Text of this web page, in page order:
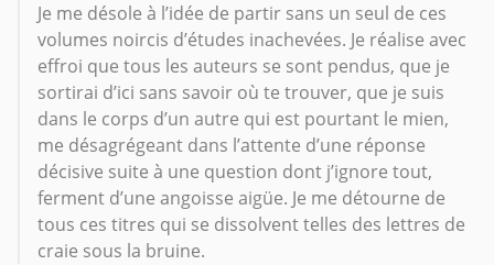
Je me désole à l’idée de partir sans un seul de ces
volumes noircis d’études inachevées. Je réalise avec
effroi que tous les auteurs se sont pendus, que je
sortirai d’ici sans savoir où te trouver, que je suis
dans le corps d’un autre qui est pourtant le mien,
me désagrégeant dans l’attente d’une réponse
décisive suite à une question dont j’ignore tout,
ferment d’une angoisse aigüe. Je me détourne de
tous ces titres qui se dissolvent telles des lettres de
craie sous la bruine.